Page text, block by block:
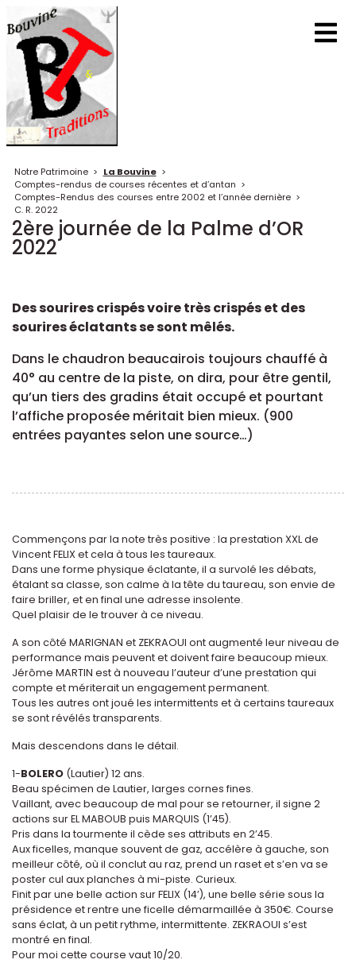
Notre Patrimoine > La Bouvine >
Comptes-rendus de courses récentes et d’antan >
Comptes-Rendus des courses entre 2002 et l’année dernière >
C. R. 2022
2ère journée de la Palme d’OR
2022
Des sourires crispés voire très crispés et des
sourires éclatants se sont mêlés.
Dans le chaudron beaucairois toujours chauffé à
40° au centre de la piste, on dira, pour être gentil,
qu’un tiers des gradins était occupé et pourtant
l’affiche proposée méritait bien mieux. (900
entrées payantes selon une source…)
Commençons par la note très positive : la prestation XXL de
Vincent FELIX et cela à tous les taureaux.
Dans une forme physique éclatante, il a survolé les débats,
étalant sa classe, son calme à la tête du taureau, son envie de
faire briller, et en final une adresse insolente.
Quel plaisir de le trouver à ce niveau.
A son côté MARIGNAN et ZEKRAOUI ont augmenté leur niveau de
performance mais peuvent et doivent faire beaucoup mieux.
Jérôme MARTIN est à nouveau l’auteur d’une prestation qui
compte et mériterait un engagement permanent.
Tous les autres ont joué les intermittents et à certains taureaux
se sont révélés transparents.
Mais descendons dans le détail.
1-BOLERO (Lautier) 12 ans.
Beau spécimen de Lautier, larges cornes fines.
Vaillant, avec beaucoup de mal pour se retourner, il signe 2
actions sur EL MABOUB puis MARQUIS (1’45).
Pris dans la tourmente il cède ses attributs en 2’45.
Aux ficelles, manque souvent de gaz, accélère à gauche, son
meilleur côté, où il conclut au raz, prend un raset et s’en va se
poster cul aux planches à mi-piste. Curieux.
Finit par une belle action sur FELIX (14’), une belle série sous la
présidence et rentre une ficelle démarmaillée à 350€. Course
sans éclat, à un petit rythme, intermittente. ZEKRAOUI s’est
montré en final.
Pour moi cette course vaut 10/20.